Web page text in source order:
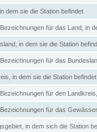
dem sie die Station befindet
für das Land, in
in dem sie die Station
für das
in dem sie die Station befindet
für den
für das
in dem sich die Station